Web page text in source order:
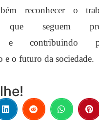
reconhecer o
que seguem
e contribuindo
e o futuro da sociedade.